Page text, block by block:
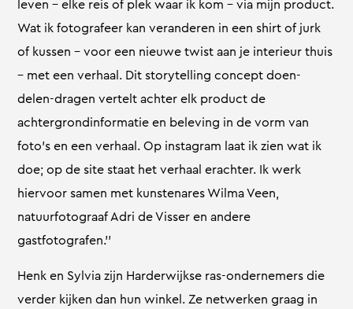
leven – elke reis of plek waar ik kom – via mijn product.
Wat ik fotografeer kan veranderen in een shirt of jurk
of kussen – voor een nieuwe twist aan je interieur thuis
– met een verhaal. Dit storytelling concept doen-
delen-dragen vertelt achter elk product de
achtergrondinformatie en beleving in de vorm van
foto’s en een verhaal. Op instagram laat ik zien wat ik
doe; op de site staat het verhaal erachter. Ik werk
hiervoor samen met kunstenares Wilma Veen,
natuurfotograaf Adri de Visser en andere
gastfotografen.’’
Henk en Sylvia zijn Harderwijkse ras-ondernemers die
verder kijken dan hun winkel. Ze netwerken graag in